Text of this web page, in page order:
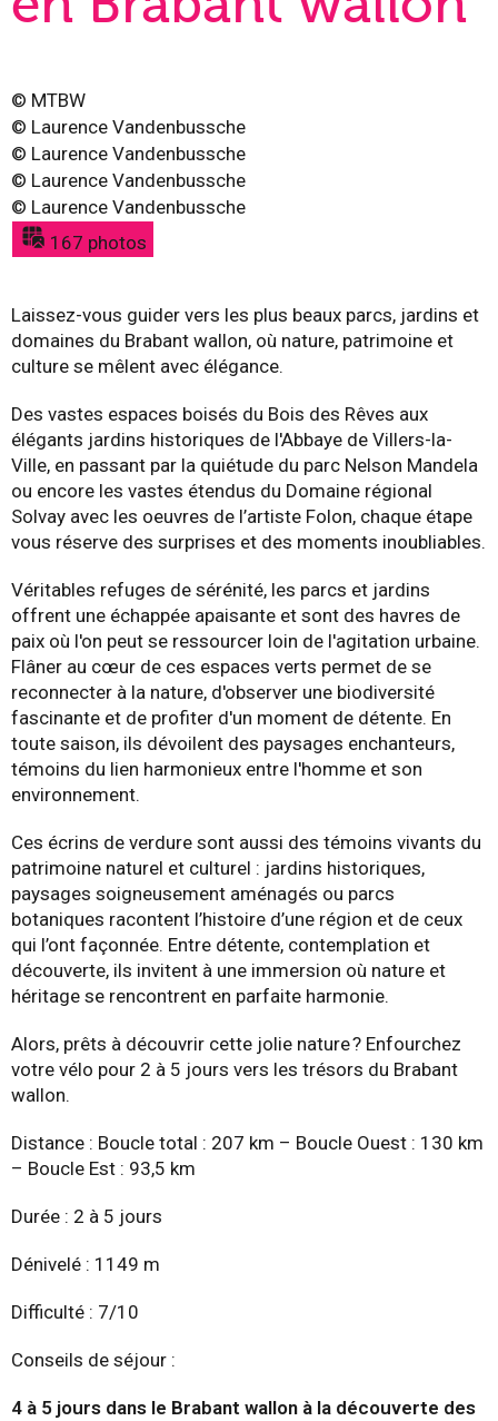
© MTBW
© Laurence Vandenbussche
© Laurence Vandenbussche
© Laurence Vandenbussche
© Laurence Vandenbussche
167 photos
Laissez-vous guider vers les plus beaux parcs, jardins et
domaines du Brabant wallon, où nature, patrimoine et
culture se mêlent avec élégance.
Des vastes espaces boisés du Bois des Rêves aux
élégants jardins historiques de l'Abbaye de Villers-la-
Ville, en passant par la quiétude du parc Nelson Mandela
ou encore les vastes étendus du Domaine régional
Solvay avec les oeuvres de l’artiste Folon, chaque étape
vous réserve des surprises et des moments inoubliables.
Véritables refuges de sérénité, les parcs et jardins
offrent une échappée apaisante et sont des havres de
paix où l'on peut se ressourcer loin de l'agitation urbaine.
Flâner au cœur de ces espaces verts permet de se
reconnecter à la nature, d'observer une biodiversité
fascinante et de profiter d'un moment de détente. En
toute saison, ils dévoilent des paysages enchanteurs,
témoins du lien harmonieux entre l'homme et son
environnement.
Ces écrins de verdure sont aussi des témoins vivants du
patrimoine naturel et culturel : jardins historiques,
paysages soigneusement aménagés ou parcs
botaniques racontent l’histoire d’une région et de ceux
qui l’ont façonnée. Entre détente, contemplation et
découverte, ils invitent à une immersion où nature et
héritage se rencontrent en parfaite harmonie.
Alors, prêts à découvrir cette jolie nature ? Enfourchez
votre vélo pour 2 à 5 jours vers les trésors du Brabant
wallon.
Distance : Boucle total : 207 km – Boucle Ouest : 130 km
– Boucle Est : 93,5 km
Durée : 2 à 5 jours
Dénivelé : 1149 m
Difficulté : 7/10
Conseils de séjour :
4 à 5 jours dans le Brabant wallon à la découverte des